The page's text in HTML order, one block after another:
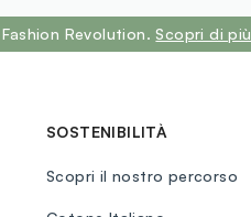
Revolution. Scopri di più
SOSTENIBILITÀ
Scopri il nostro percorso